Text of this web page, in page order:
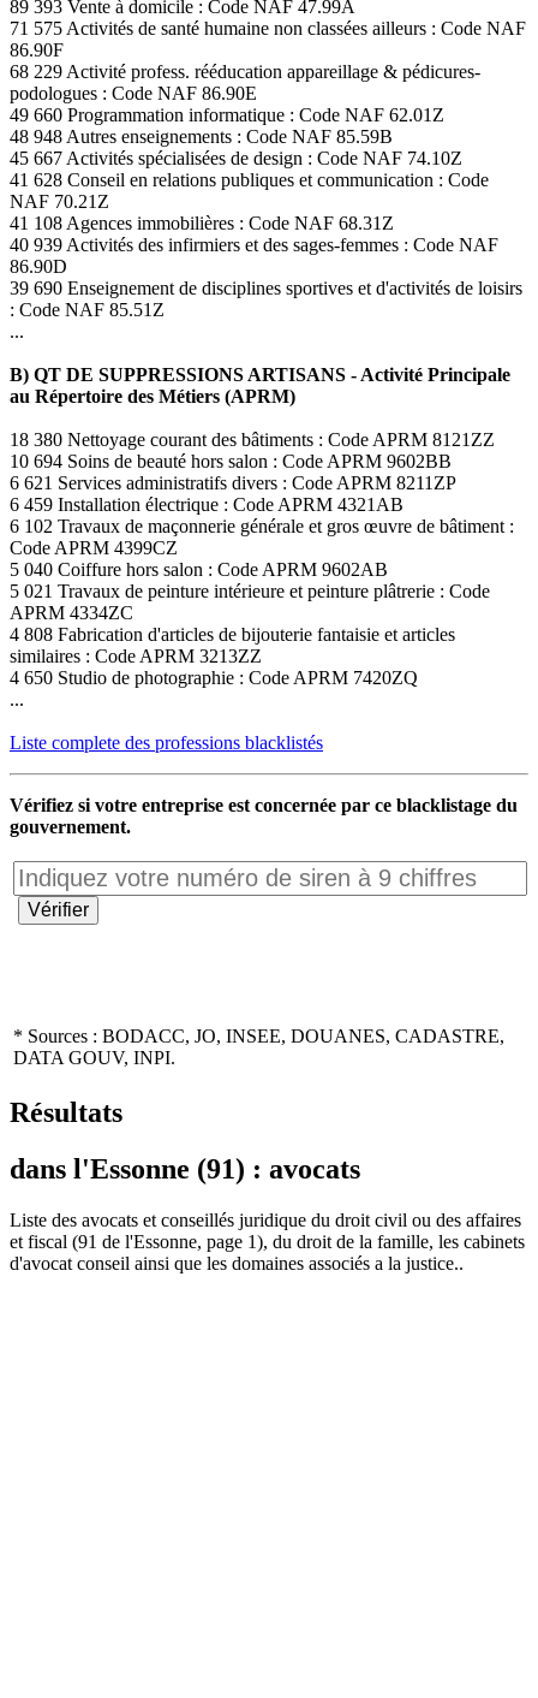
89 393 Vente à domicile : Code NAF 47.99A
71 575 Activités de santé humaine non classées ailleurs : Code NAF
86.90F
68 229 Activité profess. rééducation appareillage & pédicures-
podologues : Code NAF 86.90E
49 660 Programmation informatique : Code NAF 62.01Z
48 948 Autres enseignements : Code NAF 85.59B
45 667 Activités spécialisées de design : Code NAF 74.10Z
41 628 Conseil en relations publiques et communication : Code
NAF 70.21Z
41 108 Agences immobilières : Code NAF 68.31Z
40 939 Activités des infirmiers et des sages-femmes : Code NAF
86.90D
39 690 Enseignement de disciplines sportives et d'activités de loisirs
: Code NAF 85.51Z
...
B) QT DE SUPPRESSIONS ARTISANS - Activité Principale
au Répertoire des Métiers (APRM)
18 380 Nettoyage courant des bâtiments : Code APRM 8121ZZ
10 694 Soins de beauté hors salon : Code APRM 9602BB
6 621 Services administratifs divers : Code APRM 8211ZP
6 459 Installation électrique : Code APRM 4321AB
6 102 Travaux de maçonnerie générale et gros œuvre de bâtiment :
Code APRM 4399CZ
5 040 Coiffure hors salon : Code APRM 9602AB
5 021 Travaux de peinture intérieure et peinture plâtrerie : Code
APRM 4334ZC
4 808 Fabrication d'articles de bijouterie fantaisie et articles
similaires : Code APRM 3213ZZ
4 650 Studio de photographie : Code APRM 7420ZQ
...
Liste complete des professions blacklistés
Vérifiez si votre entreprise est concernée par ce blacklistage du
gouvernement.
* Sources : BODACC, JO, INSEE, DOUANES, CADASTRE,
DATA GOUV, INPI.
Résultats
dans l'Essonne (91) : avocats
Liste des avocats et conseillés juridique du droit civil ou des affaires
et fiscal (91 de l'Essonne, page 1), du droit de la famille, les cabinets
d'avocat conseil ainsi que les domaines associés a la justice..